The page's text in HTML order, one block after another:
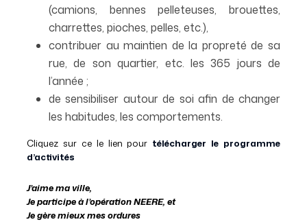
(camions, bennes pelleteuses, brouettes,
charrettes, pioches, pelles, etc.),
contribuer au maintien de la propreté de sa
rue, de son quartier, etc. les 365 jours de
l’année ;
de sensibiliser autour de soi afin de changer
les habitudes, les comportements.
Cliquez sur ce le lien pour télécharger le programme
d’activités
J’aime ma ville,
Je participe à l’opération NEERE, et
Je gère mieux mes ordures